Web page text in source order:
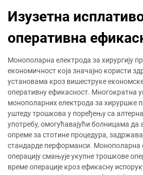
Изузетна
оперативна
Монополарна електрода за хирургију
економичност која значајно користи
установама кроз вишеструке
оперативну ефикасност. Многократна
монополарних електрода за хируршке
уштеду трошкова у поређењу са
употребу, омогућавајући болницама да
опреме за стотине процедура,
стандарде перформанси. Монополарна
операцију смањује укупне трошкове
време операције кроз ефикасну